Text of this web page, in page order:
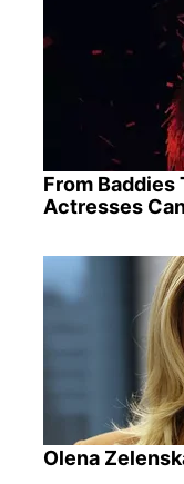
From Baddies
Actresses
Olena